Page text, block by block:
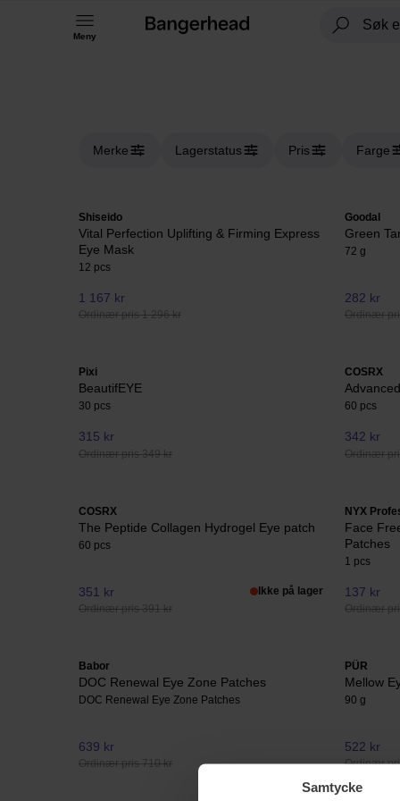
Samtycke
Meny
Merke Lagerstatus Pris Farge
Shiseido
Vital Perfection Uplifting & Firming Express
Eye Mask
12 pcs
1 167 kr
Ordinær pris 1 296 kr
Goodal
Green
72 g
282 kr
Ordinær
Pixi
BeautifEYE
30 pcs
315 kr
Ordinær pris 349 kr
COSRX
60 pcs
342 kr
Ordinær
COSRX
The Peptide Collagen Hydrogel Eye patch
60 pcs
351 kr
Ordinær pris 391 kr
Ikke på lager
NYX
Face
Patches
1 pcs
137 kr
Ordinær
Babor
DOC Renewal Eye Zone Patches
DOC Renewal Eye Zone Patches
639 kr
Ordinær pris 710 kr
PÜR
Mellow
90 g
522 kr
Ordinær